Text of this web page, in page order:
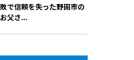
敗で信頼を失った野田市の
お父さ...